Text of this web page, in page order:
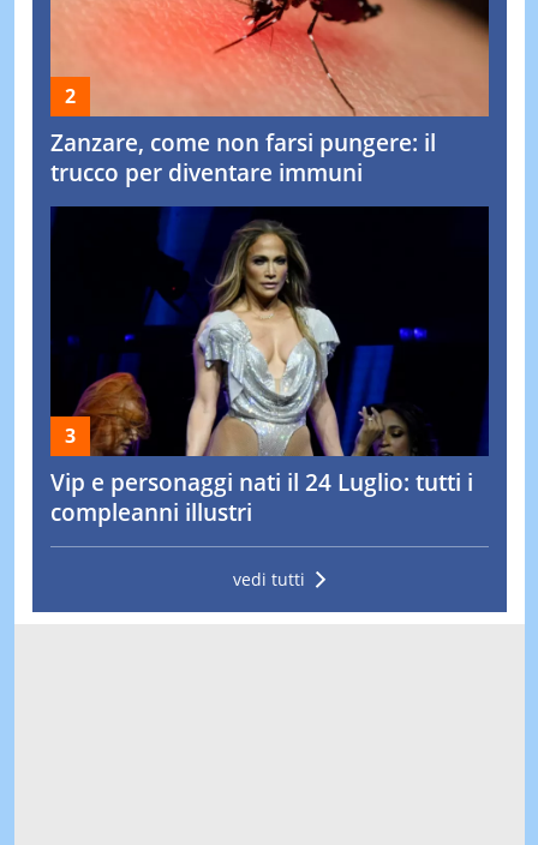
Zanzare, come non farsi pungere: il
trucco per diventare immuni
Vip e personaggi nati il 24 Luglio: tutti i
compleanni illustri
vedi tutti